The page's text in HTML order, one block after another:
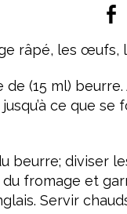
râpé, les œufs,
(15 ml)
ce que se
beurre; diviser
fromage et
Servir